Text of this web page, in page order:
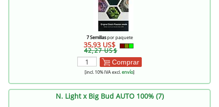
7 Semillaspor paquete
35,93 US$
42,27 US$
Comprar
[incl. 10% IVA excl.envío]
N. Light x Big Bud AUTO 100% (7)